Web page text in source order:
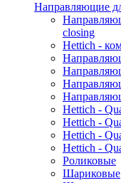
Направляющие
closing
Hettich -
Hettich -
Hettich -
Hettich -
Hettich -
Роликовые
Шариковые